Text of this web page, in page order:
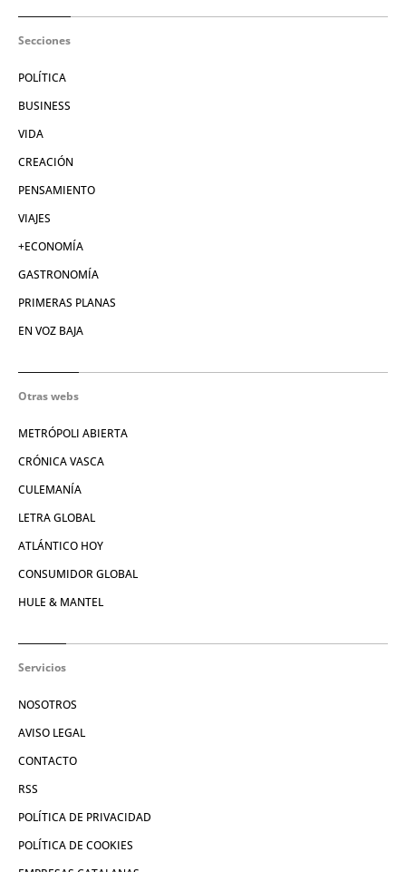
Secciones
POLÍTICA
BUSINESS
VIDA
CREACIÓN
PENSAMIENTO
VIAJES
+ECONOMÍA
GASTRONOMÍA
PRIMERAS PLANAS
EN VOZ BAJA
Otras webs
METRÓPOLI ABIERTA
CRÓNICA VASCA
CULEMANÍA
LETRA GLOBAL
ATLÁNTICO HOY
CONSUMIDOR GLOBAL
HULE & MANTEL
Servicios
NOSOTROS
AVISO LEGAL
CONTACTO
RSS
POLÍTICA DE PRIVACIDAD
POLÍTICA DE COOKIES